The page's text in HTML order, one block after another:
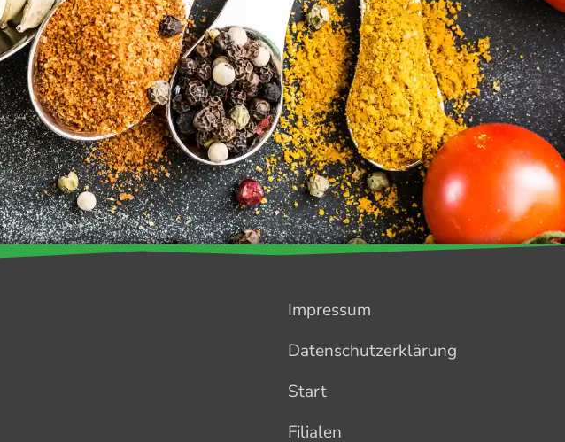
Impressum
Datenschutzerklärung
Start
Filialen